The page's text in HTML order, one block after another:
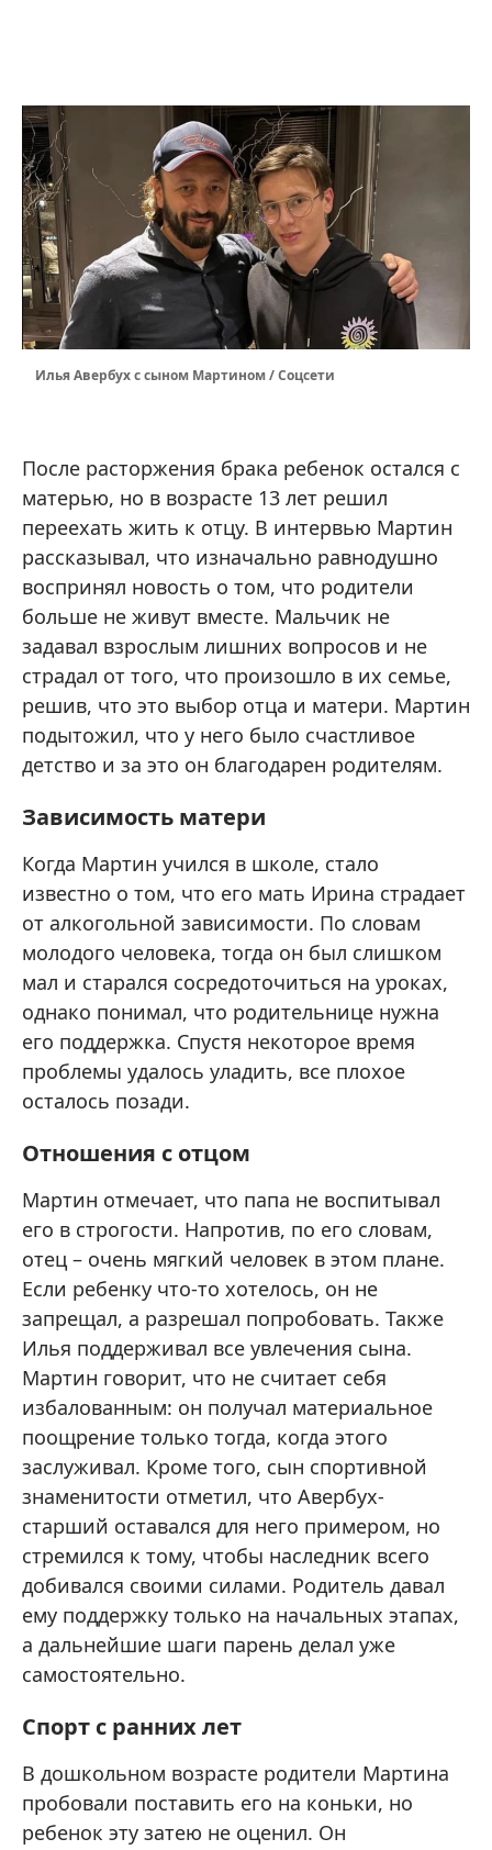
Илья Авербух с сыном Мартином / Соцсети
После расторжения брака ребенок остался с
матерью, но в возрасте 13 лет решил
переехать жить к отцу. В интервью Мартин
рассказывал, что изначально равнодушно
воспринял новость о том, что родители
больше не живут вместе. Мальчик не
задавал взрослым лишних вопросов и не
страдал от того, что произошло в их семье,
решив, что это выбор отца и матери. Мартин
подытожил, что у него было счастливое
детство и за это он благодарен родителям.
Зависимость матери
Когда Мартин учился в школе, стало
известно о том, что его мать Ирина страдает
от алкогольной зависимости. По словам
молодого человека, тогда он был слишком
мал и старался сосредоточиться на уроках,
однако понимал, что родительнице нужна
его поддержка. Спустя некоторое время
проблемы удалось уладить, все плохое
осталось позади.
Отношения с отцом
Мартин отмечает, что папа не воспитывал
его в строгости. Напротив, по его словам,
отец – очень мягкий человек в этом плане.
Если ребенку что-то хотелось, он не
запрещал, а разрешал попробовать. Также
Илья поддерживал все увлечения сына.
Мартин говорит, что не считает себя
избалованным: он получал материальное
поощрение только тогда, когда этого
заслуживал. Кроме того, сын спортивной
знаменитости отметил, что Авербух-
старший оставался для него примером, но
стремился к тому, чтобы наследник всего
добивался своими силами. Родитель давал
ему поддержку только на начальных этапах,
а дальнейшие шаги парень делал уже
самостоятельно.
Спорт с ранних лет
В дошкольном возрасте родители Мартина
пробовали поставить его на коньки, но
ребенок эту затею не оценил. Он